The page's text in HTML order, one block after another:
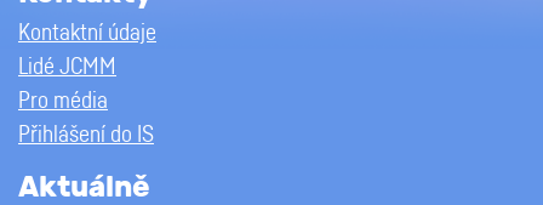
Kontaktní údaje
Lidé JCMM
Pro média
Přihlášení do IS
Aktuálně